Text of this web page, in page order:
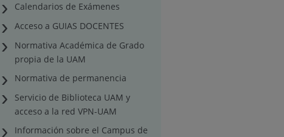
Calendarios de Exámenes
Acceso a GUIAS DOCENTES
Normativa Académica de Grado
propia de la UAM
Normativa de permanencia
Servicio de Biblioteca UAM y
acceso a la red VPN-UAM
Información sobre el Campus de